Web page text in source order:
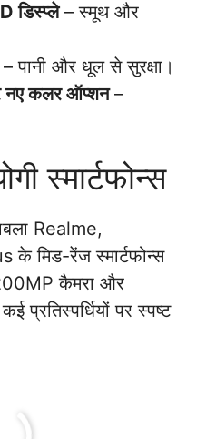
डिस्प्ले– स्मूथ और
पानी और धूल से सुरक्षा।
नए कलर ऑप्शन–
स्मार्टफोन्स
Realme,
मिड-रेंज स्मार्टफोन्स
कैमरा और
प्रतिस्पर्धियों पर स्पष्ट